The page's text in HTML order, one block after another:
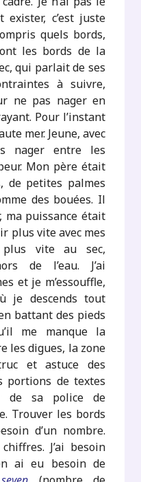
c’est juste
quels bords,
les bords de la
qui parlait de ses
à suivre,
ne pas nager en
Pour l’instant
mer. Jeune, avec
nager entre les
Mon père était
de petites palmes
des bouées. Il
ma puissance était
plus vite avec mes
plus vite au sec,
de l’eau. J’ai
et je m’essouffle,
je descends tout
battant des pieds
me manque la
les digues, la zone
et astuce des
portions de textes
de sa police de
Trouver les bords
d’un nombre.
J’ai besoin
ai eu besoin de